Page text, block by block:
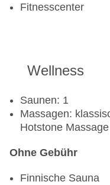
Fitnesscenter
Wellness
Saunen: 1
Massagen:
Hotstone Massage
Ohne Gebühr
Finnische Sauna